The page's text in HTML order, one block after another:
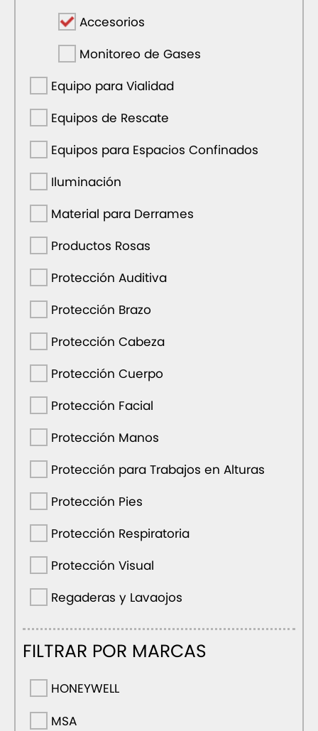
Accesorios
Monitoreo de Gases
Equipo para Vialidad
Equipos de Rescate
Equipos para Espacios Confinados
Iluminación
Material para Derrames
Productos Rosas
Protección Auditiva
Protección Brazo
Protección Cabeza
Protección Cuerpo
Protección Facial
Protección Manos
Protección para Trabajos en Alturas
Protección Pies
Protección Respiratoria
Protección Visual
Regaderas y Lavaojos
FILTRAR POR MARCAS
HONEYWELL
MSA